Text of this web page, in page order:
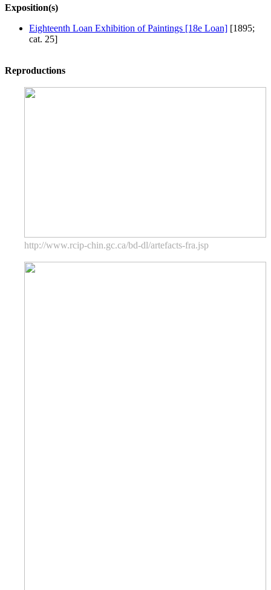
Exposition(s)
Eighteenth Loan Exhibition of Paintings [18e Loan] [1895;
cat. 25]
Reproductions
http://www.rcip-chin.gc.ca/bd-dl/artefacts-fra.jsp